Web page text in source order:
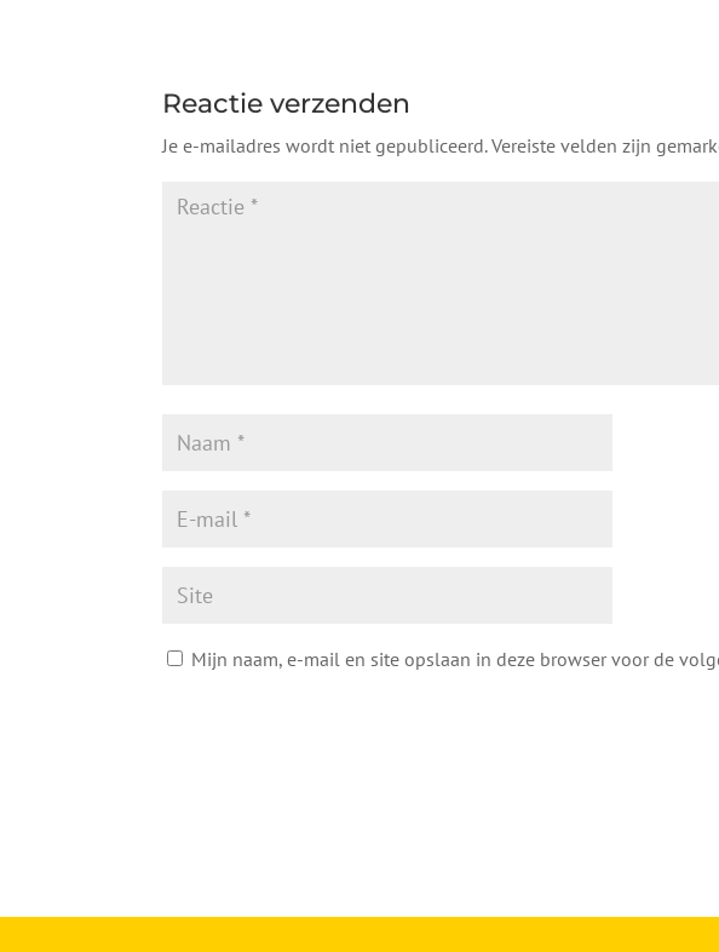
Reactie verzenden
Je e-mailadres wordt niet gepubliceerd. Vereiste velden zijn
Mijn naam, e-mail en site opslaan in deze browser voor de